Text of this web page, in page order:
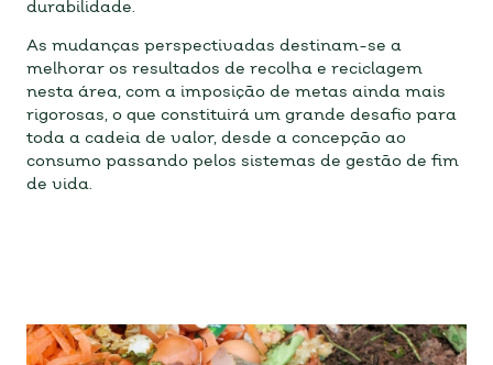
durabilidade.
As mudanças perspectivadas destinam-se a
melhorar os resultados de recolha e reciclagem
nesta área, com a imposição de metas ainda mais
rigorosas, o que constituirá um grande desafio para
toda a cadeia de valor, desde a concepção ao
consumo passando pelos sistemas de gestão de fim
de vida.